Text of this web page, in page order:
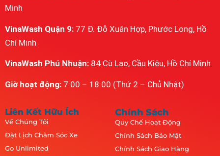
Minh
VinaWash Quận 9: 77 Đ. Đỗ Xuân Hợp, Phước Long, Hồ
Chí Minh
VinaWash Phú Nhuận: 84 Cù Lao, Cầu Kiệu, Hồ Chí Minh
Giờ hoạt động: 7:00 – 18:00 (Thứ 2 – Chủ Nhật)
Liên Kết Hữu Ích
Về Chúng Tôi
Đặt Lịch Chăm Sóc Xe
Go Unlimited
Chính Sách
Quy Chế Hoạt Động
Chính Sách Bảo Mật
Chính Sách Giao Hàng